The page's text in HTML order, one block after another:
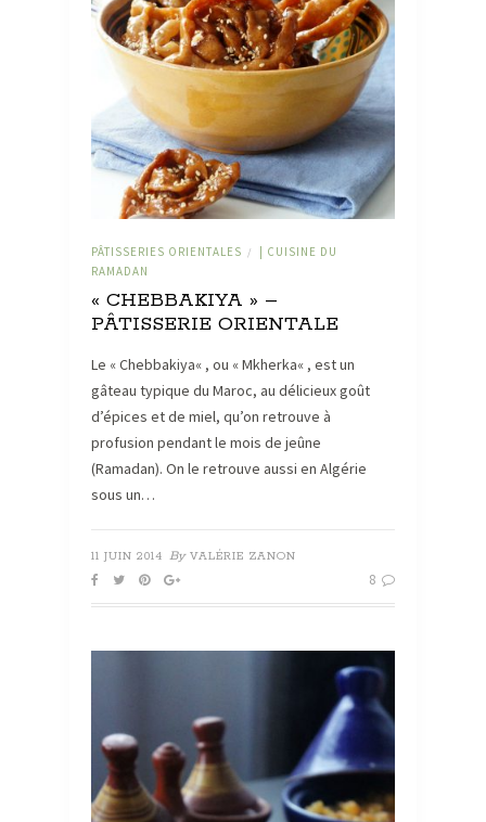
PÂTISSERIES ORIENTALES /
| CUISINE DU
RAMADAN
« CHEBBAKIYA » –
PÂTISSERIE ORIENTALE
Le « Chebbakiya« , ou « Mkherka« , est un
gâteau typique du Maroc, au délicieux goût
d’épices et de miel, qu’on retrouve à
profusion pendant le mois de jeûne
(Ramadan). On le retrouve aussi en Algérie
sous un…
11 JUIN 2014 By VALÉRIE ZANON
8